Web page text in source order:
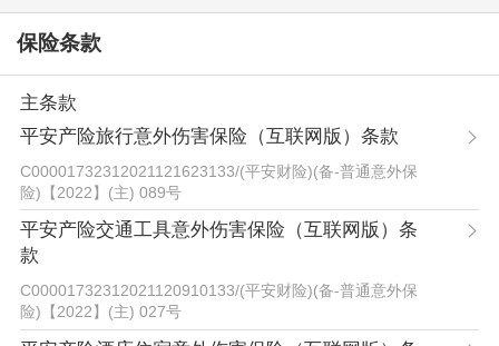
保险条款
主条款
平安产险旅行意外伤害保险（互联网版）条款
C00001732312021121623133/(平安财险)(备-普通意外保
险)【2022】(主) 089号
平安产险交通工具意外伤害保险（互联网版）条
款
C00001732312021120910133/(平安财险)(备-普通意外保
险)【2022】(主) 027号